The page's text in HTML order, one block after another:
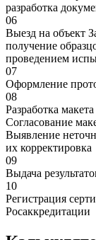
разработка
06
Выезд на объект
получение
проведением
07
Оформление
08
Разработка
Согласование
Выявление
их корректировка
09
Выдача
10
Регистрация
Росаккредитации